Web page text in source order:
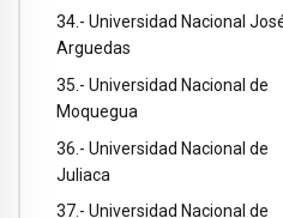
34.- Universidad Nacional
Arguedas 176
35.- Universidad Nacional de
Moquegua 155
36.- Universidad Nacional de
Juliaca 220
37.- Universidad Nacional de